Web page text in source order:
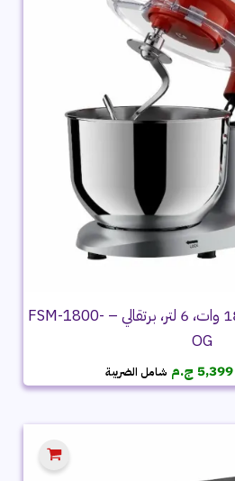
عجان ستاند فريش، 1800 وات، 6 لتر، برتقالي – FSM-1800-
OG
السعر
الأصلي
6,599 ج.م.
5,399 ج.م السعر
الحالي
5,399 ج.م.
شامل الضريبة